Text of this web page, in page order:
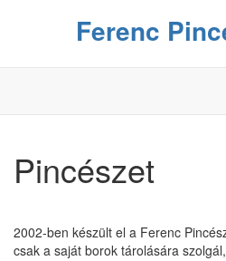
Ferenc
Pincészet
2002-ben készült el a Ferenc
csak a saját borok tárolására